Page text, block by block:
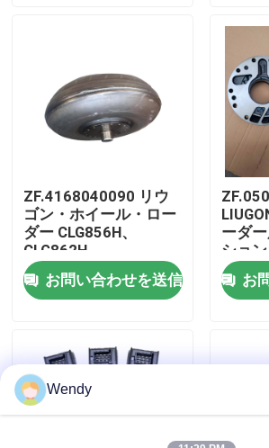
私達について
品質管理
私達に連絡しなさい
場合
ZF.4168040090 リウ
ゴン・ホイール・ロー
ダー CLG856H、
CLG862H、
CLG870H、CLG886H
トークコンバータ
4WG200、4WG210、
お問い合わせを送信
ーダ
ショ
ンス
お
Wendy